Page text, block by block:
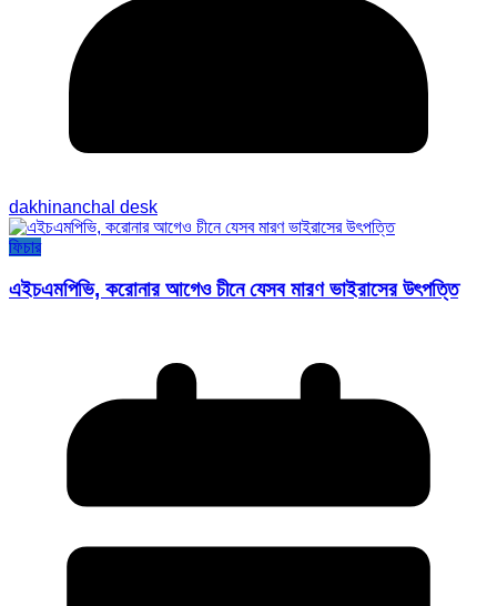
dakhinanchal desk
ফিচার
এইচএমপিভি, করোনার আগেও চীনে যেসব মারণ ভাইরাসের উৎপত্তি